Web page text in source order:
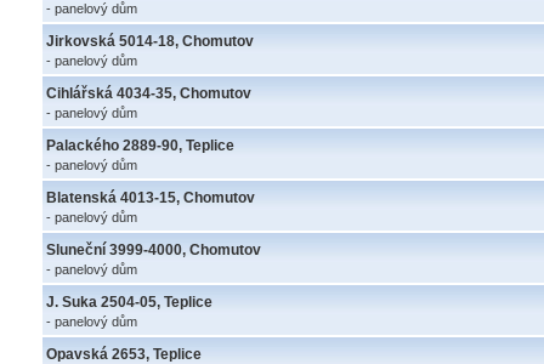
- panelový dům
Jirkovská 5014-18, Chomutov
- panelový dům
Cihlářská 4034-35, Chomutov
- panelový dům
Palackého 2889-90, Teplice
- panelový dům
Blatenská 4013-15, Chomutov
- panelový dům
Sluneční 3999-4000, Chomutov
- panelový dům
J. Suka 2504-05, Teplice
- panelový dům
Opavská 2653, Teplice